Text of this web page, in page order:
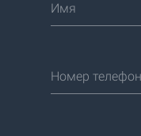
Имя
Номер